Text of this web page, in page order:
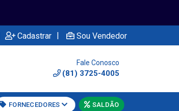
Cadastrar | Sou Vendedor
Fale Conosco
(81) 3725-4005
FORNECEDORES SALDÃO